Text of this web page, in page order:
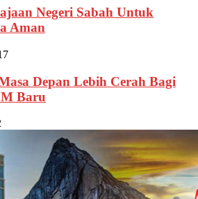
Negeri Sabah Untuk
Aman
Depan Lebih Cerah Bagi
Baru